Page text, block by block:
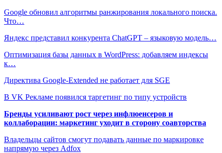
Google обновил алгоритмы ранжирования локального поиска.
Что…
Яндекс представил конкурента ChatGPT – языковую модель…
Оптимизация базы данных в WordPress: добавляем индексы
к…
Директива Google-Extended не работает для SGЕ
В VK Рекламе появился таргетинг по типу устройств
Бренды усиливают рост через инфлюенсеров и
коллаборации: маркетинг уходит в сторону соавторства
Владельцы сайтов смогут подавать данные по маркировке
напрямую через Adfox